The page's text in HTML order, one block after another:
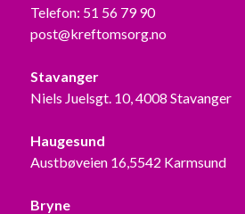
Telefon: 51 56 79 90
post@kreftomsorg.no
Stavanger
Niels Juelsgt. 10, 4008 Stavanger
Haugesund
Austbøveien 16,5542 Karmsund
Bryne